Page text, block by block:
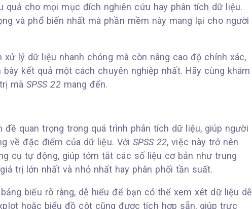
quả cho mọi mục đích nghiên cứu hay phân tích dữ liệu.
và phổ biến nhất mà phần mềm này mang lại cho người
xử lý dữ liệu nhanh chóng mà còn nâng cao độ chính xác,
kết quả một cách chuyên nghiệp nhất. Hãy cùng khám
trị màSPSS 22mang đến.
quan trọng trong quá trình phân tích dữ liệu, giúp người
về đặc điểm của dữ liệu. Với SPSS 22, việc này trở nên
cụ tự động, giúp tóm tắt các số liệu cơ bản như trung
trị lớn nhất và nhỏ nhất hay phân phối tần suất.
biểu rõ ràng, dễ hiểu để bạn có thể xem xét dữ liệu dễ
hoặc biểu đồ cột cũng được tích hợp sẵn, giúp trực